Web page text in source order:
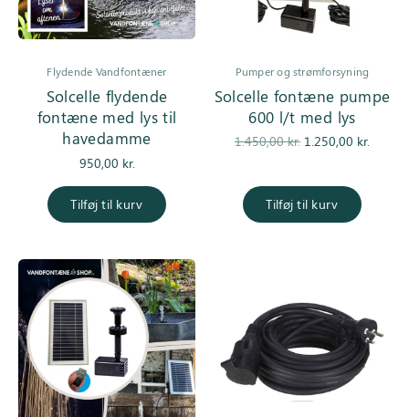
Flydende Vandfontæner
Solcelle flydende
fontæne med lys til
havedamme
950,00 kr.
Tilføj til kurv
Pumper og strømforsyning
Solcelle fontæne pumpe
600 l/t med lys
1.450,00kr.
Den
1.450,00 kr..
1.250,00 kr.
Tilføj til kurv